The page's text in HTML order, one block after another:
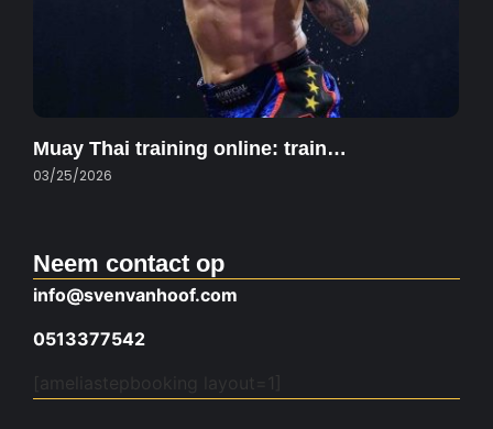
Muay Thai training online: train…
03/25/2026
Neem contact op
info@svenvanhoof.com
0513377542
[ameliastepbooking layout=1]